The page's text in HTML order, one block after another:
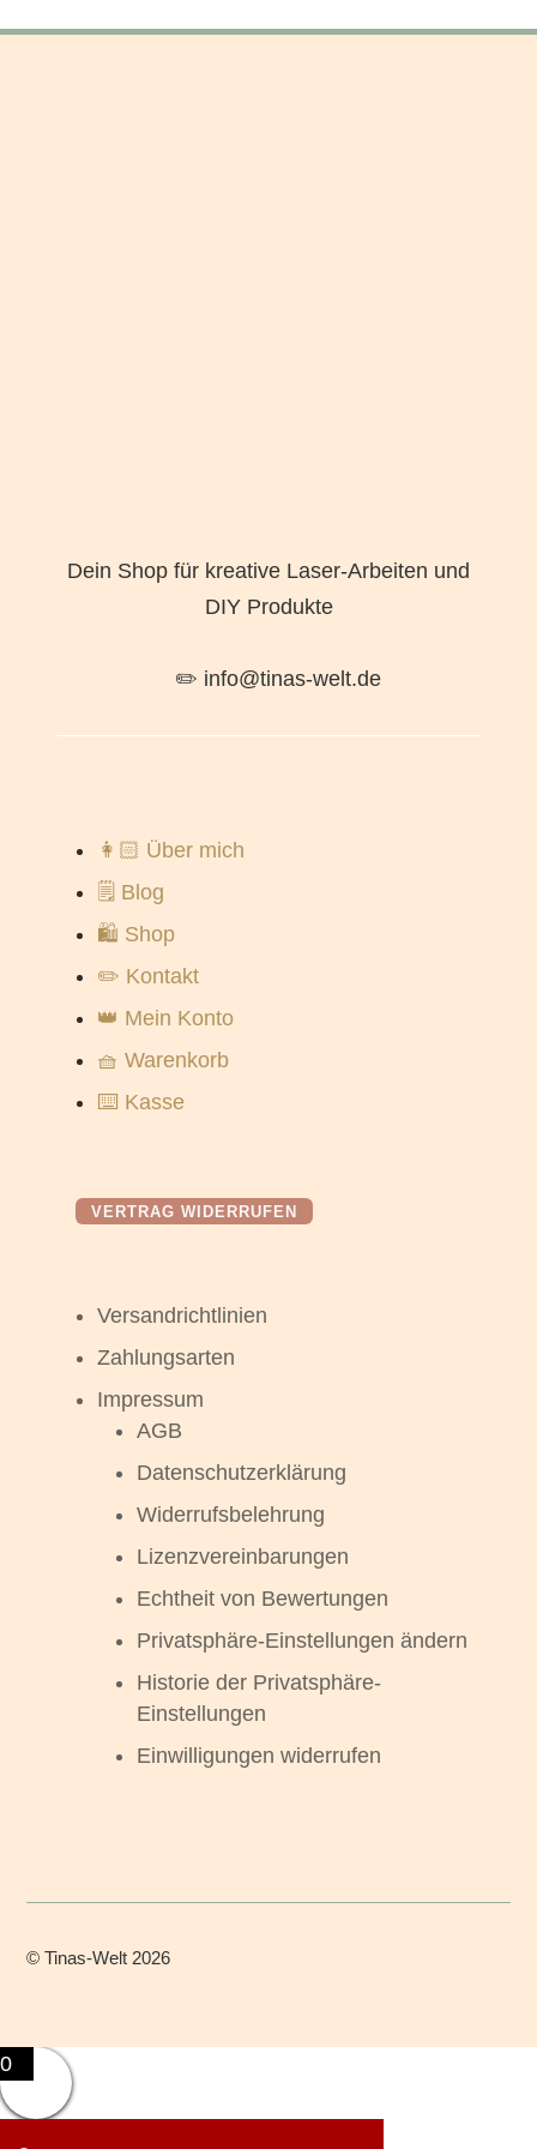
Dein Shop für kreative Laser-Arbeiten und
DIY Produkte
✏️ info@tinas-welt.de
👩🏻 Über mich
🗒️ Blog
🛍️ Shop
✏️ Kontakt
👑 Mein Konto
🧺 Warenkorb
⌨️ Kasse
VERTRAG WIDERRUFEN
Versandrichtlinien
Zahlungsarten
Impressum
AGB
Datenschutzerklärung
Widerrufsbelehrung
Lizenzvereinbarungen
Echtheit von Bewertungen
Privatsphäre-Einstellungen ändern
Historie der Privatsphäre-
Einstellungen
Einwilligungen widerrufen
©Tinas-Welt 2026
0